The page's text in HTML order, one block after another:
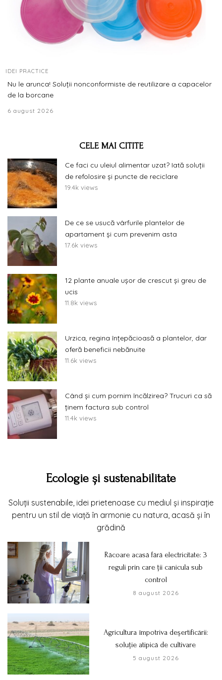
IDEI PRACTICE
Nu le arunca! Soluții nonconformiste de reutilizare a capacelor
de la borcane
6 august 2026
CELE MAI CITITE
Ce faci cu uleiul alimentar uzat? Iată soluții
de refolosire și puncte de reciclare
19.4k views
De ce se usucă vârfurile plantelor de
apartament și cum prevenim asta
17.6k views
12 plante anuale ușor de crescut și greu de
ucis
11.8k views
Urzica, regina înțepăcioasă a plantelor, dar
oferă beneficii nebănuite
11.6k views
Când și cum pornim încălzirea? Trucuri ca să
ținem factura sub control
11.4k views
Ecologie și sustenabilitate
Soluții sustenabile, idei prietenoase cu mediul și inspirație
pentru un stil de viață în armonie cu natura, acasă și în
grădină
Răcoare acasă fără electricitate: 3
reguli prin care ții canicula sub
control
8 august 2026
Agricultura împotriva deșertificării:
soluție atipică de cultivare
5 august 2026